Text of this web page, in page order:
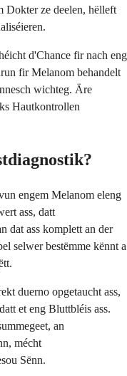
Dokter ze deelen, hëlleft
d'Chance fir nach eng
fir Melanom behandelt
wichteg. Äre
Hautkontrollen
engem Melanom eleng
ass, datt
dat ass komplett an der
selwer bestëmme kënnt a
duerno opgetaucht ass,
et eng Bluttbléis ass.
an
mécht
Sënn.